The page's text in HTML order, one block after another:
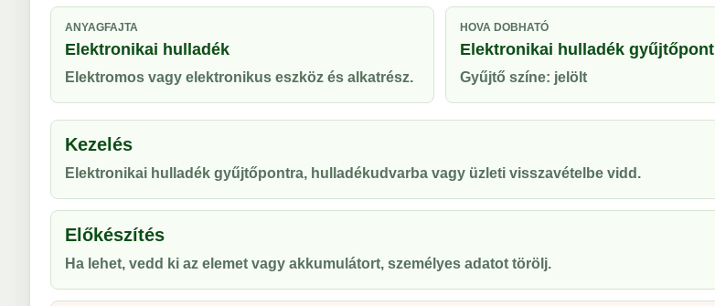
ANYAGFAJTA
Elektronikai hulladék
Elektromos vagy elektronikus eszköz és alkatrész.
HOVA DOBHATÓ
Elektronikai hulladék gyűjtőpont
Gyűjtő színe: jelölt
Kezelés
Elektronikai hulladék gyűjtőpontra, hulladékudvarba vagy üzleti visszavételbe vidd.
Előkészítés
Ha lehet, vedd ki az elemet vagy akkumulátort, személyes adatot törölj.